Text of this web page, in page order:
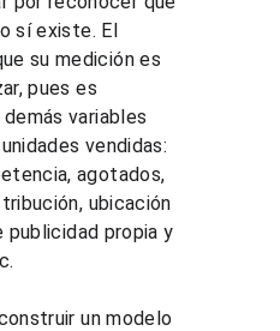
sí existe. El
su medición es
pues es
variables
vendidas:
agotados,
ubicación
publicidad propia y
un modelo